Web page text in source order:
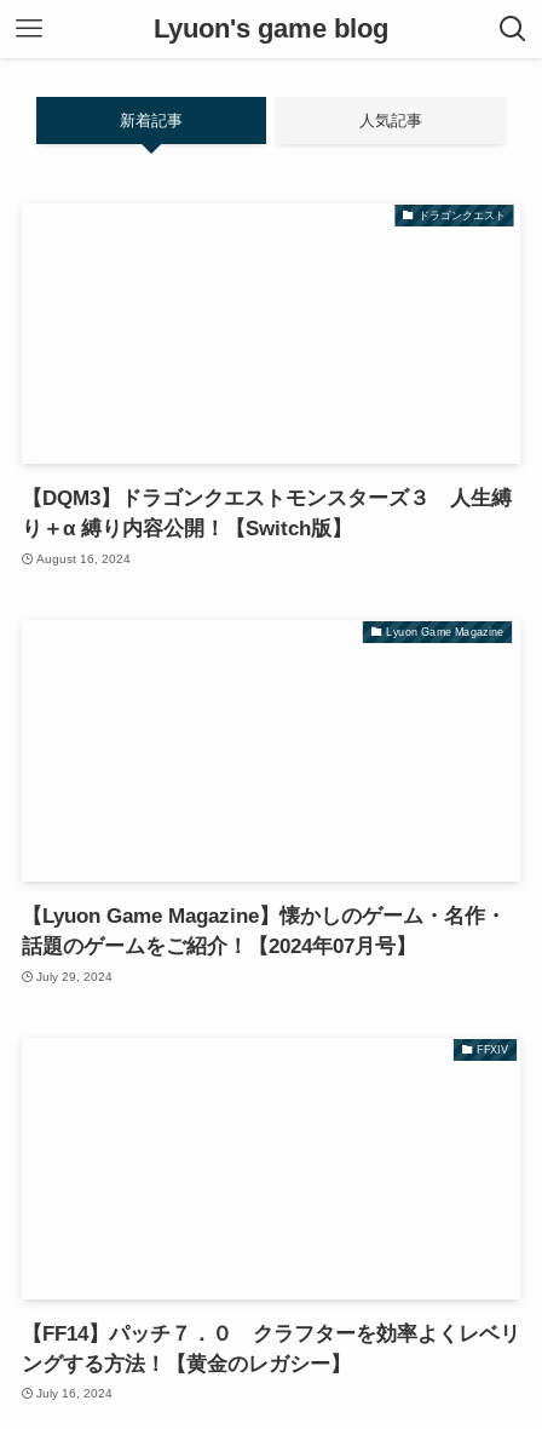
Lyuon's game blog
新着記事 人気記事
ドラゴンクエスト
【DQM3】ドラゴンクエストモンスターズ３ 人生縛
り＋α 縛り内容公開！【Switch版】
August 16, 2024
Lyuon Game Magazine
【Lyuon Game Magazine】懐かしのゲーム・名作・
話題のゲームをご紹介！【2024年07月号】
July 29, 2024
FFXIV
【FF14】パッチ７．０ クラフターを効率よくレベリ
ングする方法！【黄金のレガシー】
July 16, 2024